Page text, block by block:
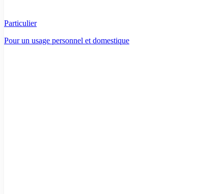
Particulier
Pour un usage personnel et domestique